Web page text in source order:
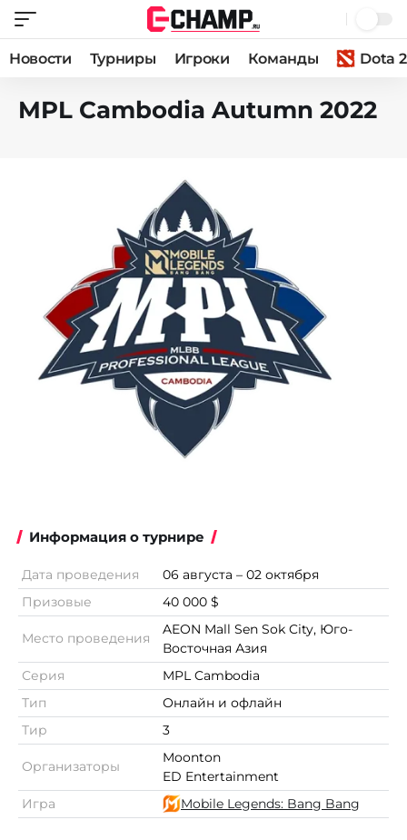
Новости Турниры Игроки Команды Dota 2
MPL Cambodia Autumn 2022
Информация о турнире
Дата проведения
06 августа – 02 октября
Призовые
40 000 $
Место проведения
AEON Mall Sen Sok City, Юго-
Восточная Азия
Серия
MPL Cambodia
Тип
Онлайн и офлайн
Тир
3
Организаторы
Moonton
ED Entertainment
Игра
Mobile Legends: Bang Bang